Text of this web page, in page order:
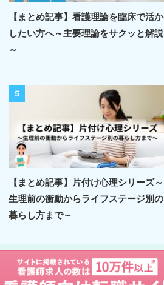
【まとめ記事】看護理論を臨床で活か
したい方へ～主要理論をサクッと解説
～
5
【まとめ記事】片付け心理シリーズ～
生理前の衝動からライフステージ別の
暮らし方まで～